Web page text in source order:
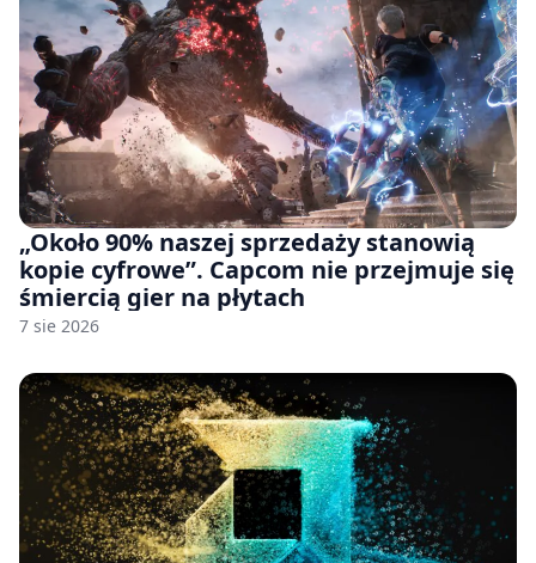
„Około 90% naszej sprzedaży stanowią
kopie cyfrowe”. Capcom nie przejmuje się
śmiercią gier na płytach
7 sie 2026